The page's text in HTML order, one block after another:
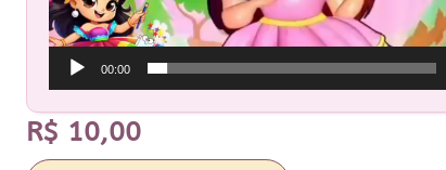
00:00
R$ 10,00